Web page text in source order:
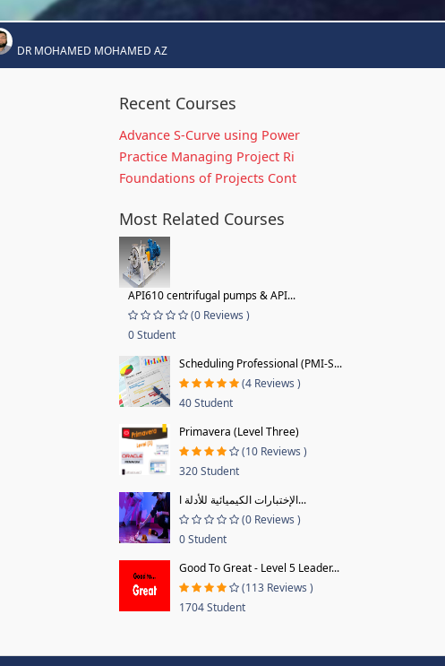
DR MOHAMED MOHAMED AZ
Recent Courses
Advance S-Curve using Power
Practice Managing Project Ri
Foundations of Projects Cont
Most Related Courses
API610 centrifugal pumps & API...
(0 Reviews )
0 Student
Scheduling Professional (PMI-S...
(4 Reviews )
40 Student
Primavera (Level Three)
(10 Reviews )
320 Student
الإختبارات الكيميائية للأدلة ا...
(0 Reviews )
0 Student
Good To Great - Level 5 Leader...
(113 Reviews )
1704 Student